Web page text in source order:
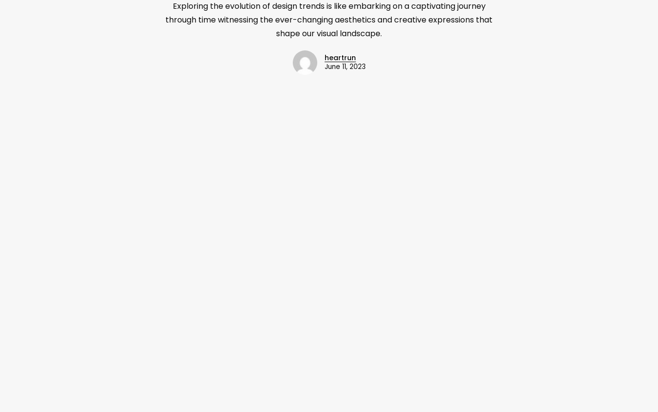
Exploring the evolution of design trends is like embarking on a captivating journey
through time witnessing the ever-changing aesthetics and creative expressions that
shape our visual landscape.
heartrun
June 11, 2023